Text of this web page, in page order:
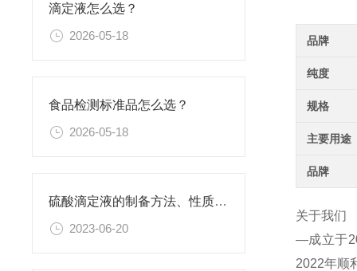
滴定液怎么选？
2026-05-18
食品检测标准品怎么选？
2026-05-18
硫酸滴定液的制备方法、性质、使用注意事项以及应用领域
2023-06-20
品牌
纯度
规格
主要用途
品牌
关于我们
—成立于
2022年顺